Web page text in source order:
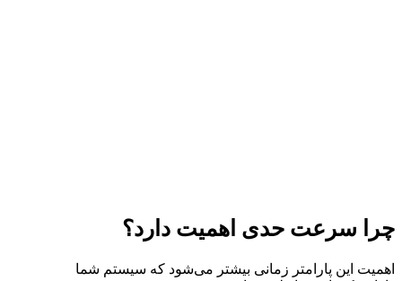
چرا سرعت حدی اهمیت دارد؟
اهمیت این پارامتر زمانی بیشتر می‌شود که سیستم شما